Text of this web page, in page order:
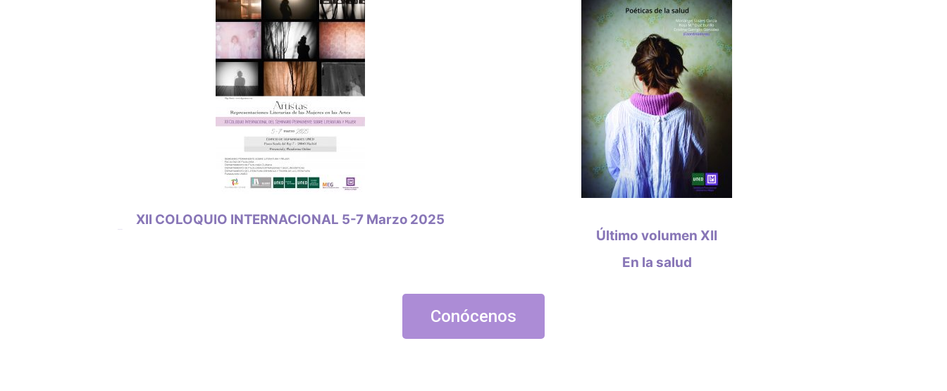
XII COLOQUIO INTERNACIONAL 5-7 Marzo 2025
Último volumen XII
En la salud
Conócenos